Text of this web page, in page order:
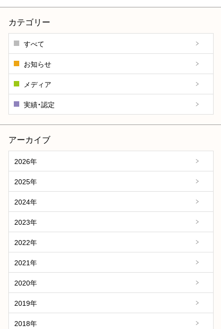
カテゴリー
すべて
お知らせ
メディア
実績・認定
アーカイブ
2026年
2025年
2024年
2023年
2022年
2021年
2020年
2019年
2018年